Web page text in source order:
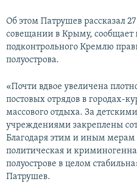
КРЫМ.НЕПОКОРЕННЫЙ
УКРАИНСКАЯ ПРОБЛЕМА КРЫМА
Об этом Патрушев рассказал
совещании в Крыму, сообщает
подконтрольного Кремлю
полуострова.
«Почти вдвое увеличена
постовых отрядов в городах-
массового отдыха. За
учреждениями закреплены
Благодаря этим и иным мерам
политическая и
полуострове в целом
Патрушев.